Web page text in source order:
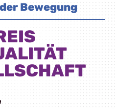
Bewegung